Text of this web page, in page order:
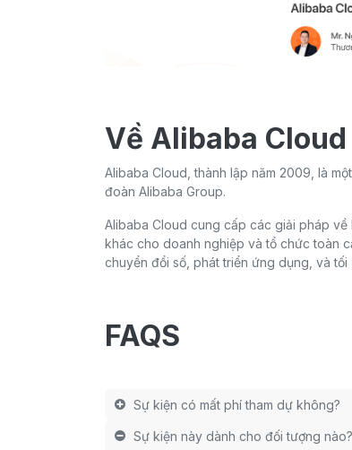
Về Alibaba Cloud
Alibaba Cloud, thành lập năm 2009, là
đoàn Alibaba Group.
Alibaba Cloud cung cấp các giải pháp
khác cho doanh nghiệp và tổ chức toàn
chuyển đổi số, phát triển ứng dụng, và
FAQS
Sự kiện có mất phí tham dự không?
Sự kiện này dành cho đối tượng nào?